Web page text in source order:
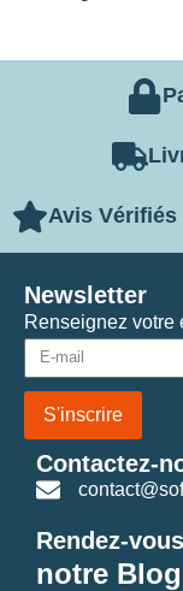
Avis Vérifiés
Renseignez votre
S'inscrire
Newsletter
Contactez-
Rendez-
notre Blog